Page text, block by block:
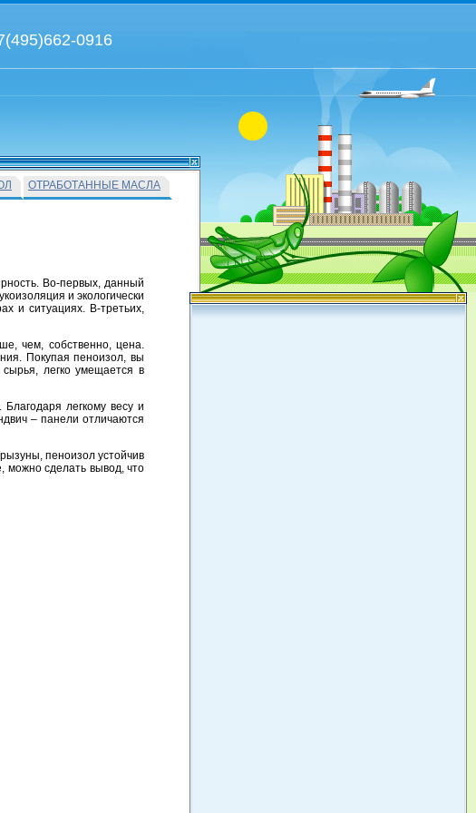
0916
ОТРАБОТАННЫЕ МАСЛА
Во-первых, данный
и экологически
и ситуациях. В-третьих,
чем, собственно, цена.
Покупая пеноизол, вы
сырья, легко умещается в
легкому весу и
– панели отличаются
пеноизол устойчив
можно сделать вывод, что